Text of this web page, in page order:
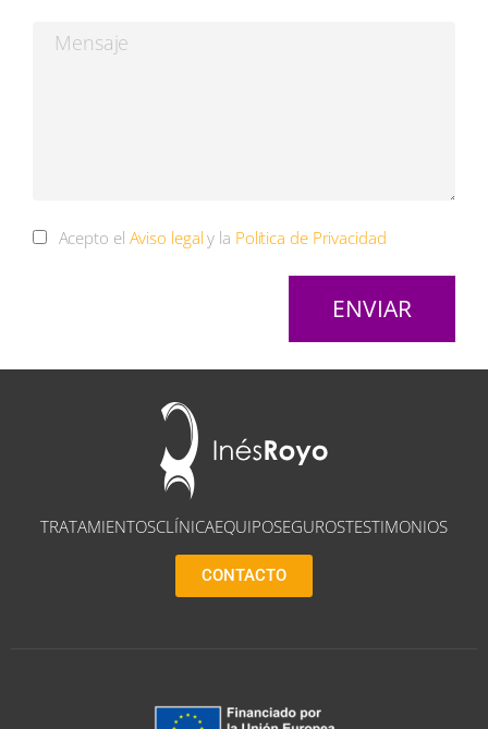
Acepto el Aviso legal y la Política de Privacidad
ENVIAR
TRATAMIENTOSCLÍNICAEQUIPOSEGUROSTESTIMONIOS
CONTACTO